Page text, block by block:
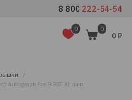
8 800 222-54-54
0 0
0 ₽
Autograph Ice 9 98T XL шип